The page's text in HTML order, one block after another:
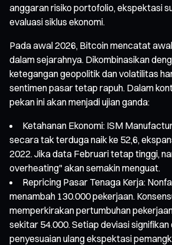
anggaran risiko portofolio, ekspektasi
evaluasi siklus ekonomi.
Pada awal 2026, Bitcoin mencatat
dalam sejarahnya. Dikombinasikan
ketegangan geopolitik dan volatilitas
sentimen pasar tetap rapuh. Dalam
pekan ini akan menjadi ujian ganda:
Ketahanan Ekonomi: ISM
secara tak terduga naik ke 52,6,
2022. Jika data Februari tetap tinggi,
overheating" akan semakin menguat.
Repricing Pasar Tenaga Kerja:
menambah 130.000 pekerjaan.
memperkirakan pertumbuhan
sekitar 54.000. Setiap deviasi
penyesuaian ulang ekspektasi